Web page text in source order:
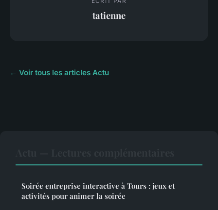
tatienne
← Voir tous les articles Actu
Soirée entreprise interactive à Tours : jeux et
activités pour animer la soirée